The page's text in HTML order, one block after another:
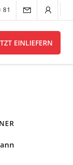
81
EINLIEFERN